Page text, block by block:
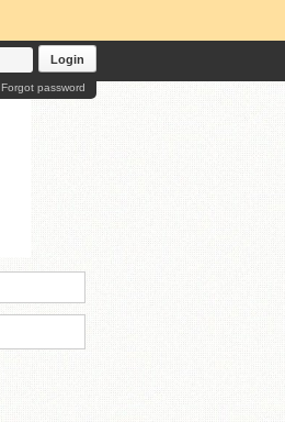
Login
Forgot password